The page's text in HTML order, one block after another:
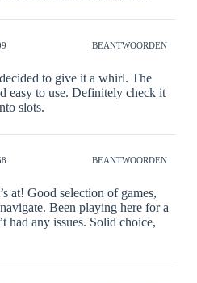
BEANTWOORDEN
to give it a whirl. The
easy to use. Definitely check it
slots.
BEANTWOORDEN
at! Good selection of games,
Been playing here for a
had any issues. Solid choice,